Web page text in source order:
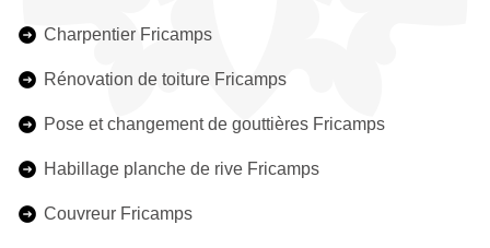
Charpentier Fricamps
Rénovation de toiture Fricamps
Pose et changement de gouttières Fricamps
Habillage planche de rive Fricamps
Couvreur Fricamps